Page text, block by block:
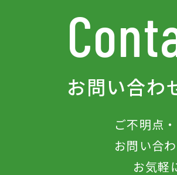
お問い合わ
ご不明点‧
お問い合
お気軽